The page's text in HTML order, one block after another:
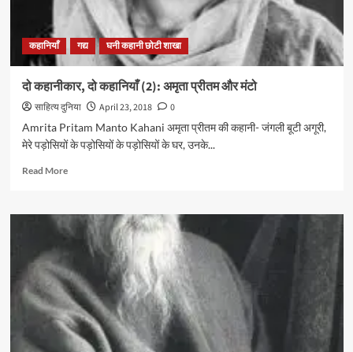
हसन
मंटो…
कहानियाँ गद्य घनी कहानी छोटी शाखा
दो कहानीकार, दो कहानियाँ (2): अमृता प्रीतम और मंटो
साहित्य दुनिया April 23, 2018
0
Amrita Pritam Manto Kahani अमृता प्रीतम की कहानी- जंगली बूटी अगूरी,
मेरे पड़ोसियों के पड़ोसियों के पड़ोसियों के घर, उनके...
Read MoreRead
दो
कहानीकार,
कहानियाँ
(2):
अमृता
प्रीतम
और
मंटो